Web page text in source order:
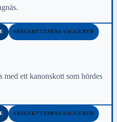
#BÅGSKYTTARNA VAGGERYD
ett kanonskott som hördes
#BÅGSKYTTARNA VAGGERYD